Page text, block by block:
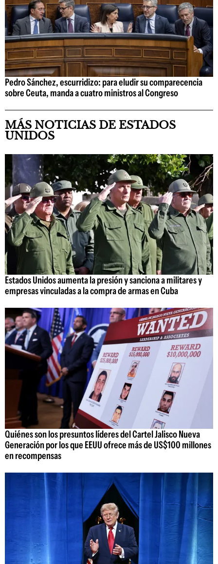
Pedro Sánchez, escurridizo: para eludir su comparecencia
sobre Ceuta, manda a cuatro ministros al Congreso
MÁS NOTICIAS DE ESTADOS
UNIDOS
Estados Unidos aumenta la presión y sanciona a militares y
empresas vinculadas a la compra de armas en Cuba
Quiénes son los presuntos líderes del Cartel Jalisco Nueva
Generación por los que EEUU ofrece más de US$100 millones
en recompensas